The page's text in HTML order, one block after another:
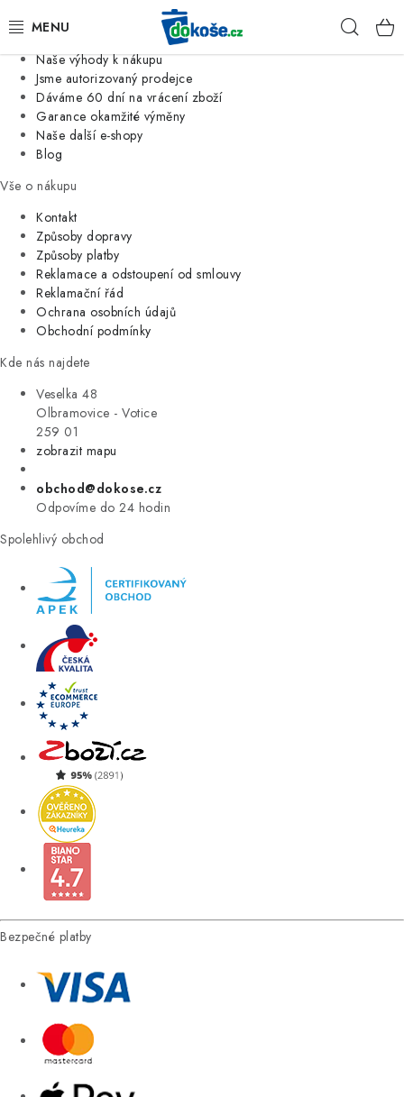
Jsme tradiční česká firma
Naše výhody k nákupu
Jsme autorizovaný prodejce
Dáváme 60 dní na vrácení zboží
Garance okamžité výměny
Naše další e-shopy
Blog
Vše o nákupu
Kontakt
Způsoby dopravy
Způsoby platby
Reklamace a odstoupení od smlouvy
Reklamační řád
Ochrana osobních údajů
Obchodní podmínky
Kde nás najdete
Veselka 48
Olbramovice - Votice
259 01
zobrazit mapu
obchod@dokose.cz
Odpovíme do 24 hodin
Spolehlivý obchod
Bezpečné platby
KOŠE
SÁČKY
KUCHYNĚ
ORGANIZACE
DOMÁCNOST
ÚKLID
VÝPRODEJ
ZNAČKY
Úvod Kontakt Blog
Moje objednávka